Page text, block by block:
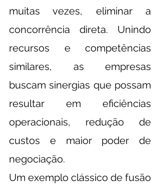
muitas vezes, eliminar a
concorrência direta. Unindo
recursos e competências
similares, as empresas
buscam sinergias que possam
resultar em eficiências
operacionais, redução de
custos e maior poder de
negociação.
Um exemplo clássico de fusão